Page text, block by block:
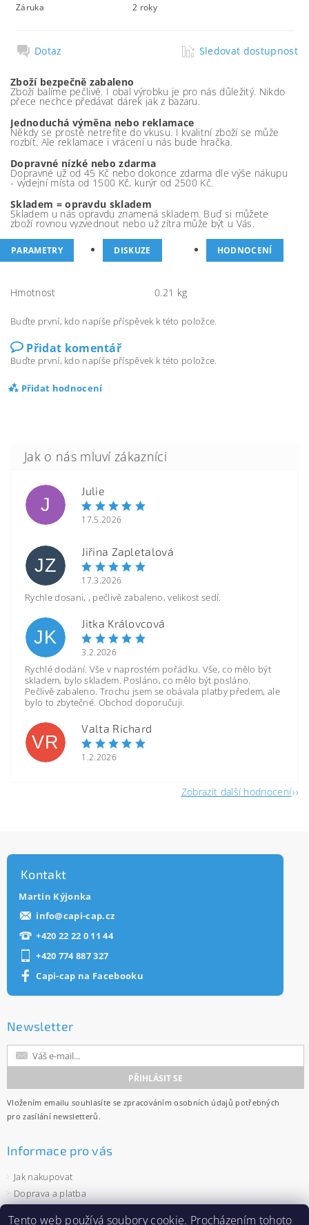
Záruka 2 roky
Dotaz Sledovat dostupnost
Zboží bezpečně zabaleno
Zboží balíme pečlivě. I obal výrobku je pro nás důležitý. Nikdo
přece nechce předávat dárek jak z bazaru.
Jednoduchá výměna nebo reklamace
Někdy se prostě netrefíte do vkusu. I kvalitní zboží se může
rozbít. Ale reklamace i vrácení u nás bude hračka.
Dopravné nízké nebo zdarma
Dopravné už od 45 Kč nebo dokonce zdarma dle výše nákupu
- výdejní místa od 1500 Kč, kurýr od 2500 Kč.
Skladem = opravdu skladem
Skladem u nás opravdu znamená skladem. Buď si můžete
zboží rovnou vyzvednout nebo už zítra může být u Vás.
PARAMETRY DISKUZE HODNOCENÍ
Hmotnost 0.21 kg
Buďte první, kdo napíše příspěvek k této položce.
Přidat komentář
Buďte první, kdo napíše příspěvek k této položce.
Přidat hodnocení
J
Julie
17.5.2026
JZ
Jiřina Zapletalová
17.3.2026
Rychle dosani, , pečlivě zabaleno, velikost sedí.
JK
Jitka Královcová
3.2.2026
Rychlé dodání. Vše v naprostém pořádku. Vše, co mělo být
skladem, bylo skladem. Posláno, co mělo být posláno.
Pečlivě zabaleno. Trochu jsem se obávala platby předem, ale
bylo to zbytečné. Obchod doporučuji.
VR
Valta Richard
1.2.2026
Zobrazit další hodnocení
Kontakt
Martin Kýjonka
info@capi-cap.cz
+420 22 22 0 11 44
+420 774 887 327
Capi-cap na Facebooku
Newsletter
Vložením emailu souhlasíte se zpracováním osobních údajů potřebných
pro zasílání newsletterů.
Informace pro vás
Jak nakupovat
Doprava a platba
Tento web používá soubory cookie. Procházením tohoto